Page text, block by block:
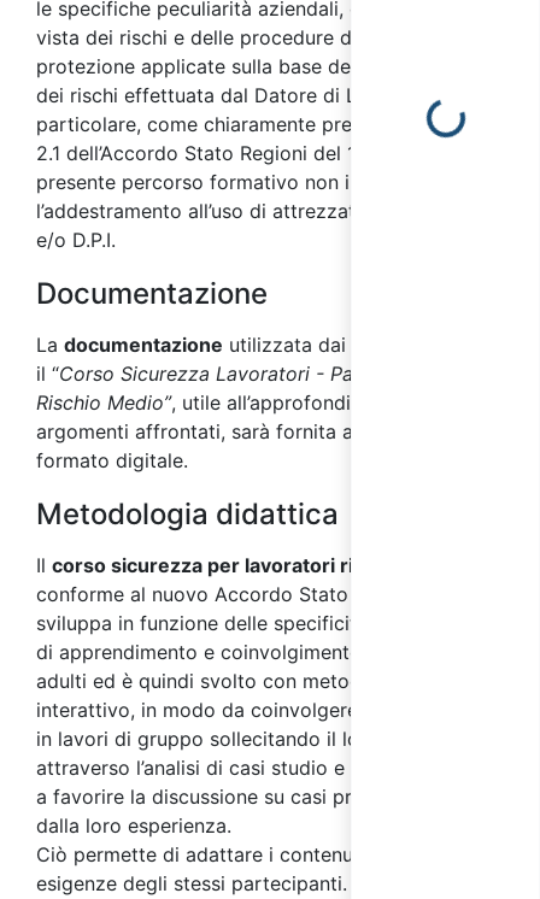
le specifiche peculiarità aziendali, dal punto di
vista dei rischi e delle procedure di prevenzione e
protezione applicate sulla base della valutazione
dei rischi effettuata dal Datore di Lavoro. In
particolare, come chiaramente precisato dal punto
2.1 dell’Accordo Stato Regioni del 17/04/2025, il
presente percorso formativo non include
l’addestramento all’uso di attrezzature di lavoro
e/o D.P.I.
Documentazione
La documentazione utilizzata dai docenti durante
il “Corso Sicurezza Lavoratori - Parte Specifica
Rischio Medio”, utile all’approfondimento degli
argomenti affrontati, sarà fornita ai partecipanti in
formato digitale.
Metodologia didattica
Il corso sicurezza per lavoratori rischio medio
conforme al nuovo Accordo Stato Regioni 2025,
sviluppa in funzione delle specificità dei processi
di apprendimento e coinvolgimento tipici degli
adulti ed è quindi svolto con metodo altamente
interattivo, in modo da coinvolgere i partecipanti
in lavori di gruppo sollecitando il loro interesse
attraverso l’analisi di casi studio e simulazioni volte
a favorire la discussione su casi pratici provenienti
dalla loro esperienza.
Ciò permette di adattare i contenuti del corso alle
esigenze degli stessi partecipanti. Ricordiamo che
Loading...